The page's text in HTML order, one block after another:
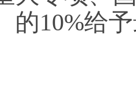
的10%给